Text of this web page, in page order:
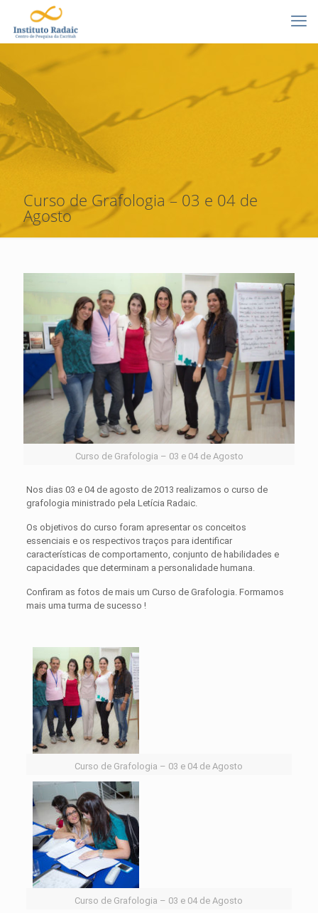
Curso de Grafologia – 03 e 04 de
Agosto
Curso de Grafologia – 03 e 04 de Agosto
Nos dias 03 e 04 de agosto de 2013 realizamos o curso de
grafologia ministrado pela Letícia Radaic.
Os objetivos do curso foram apresentar os conceitos
essenciais e os respectivos traços para identificar
características de comportamento, conjunto de habilidades e
capacidades que determinam a personalidade humana.
Confiram as fotos de mais um Curso de Grafologia. Formamos
mais uma turma de sucesso !
Curso de Grafologia – 03 e 04 de Agosto
Curso de Grafologia – 03 e 04 de Agosto